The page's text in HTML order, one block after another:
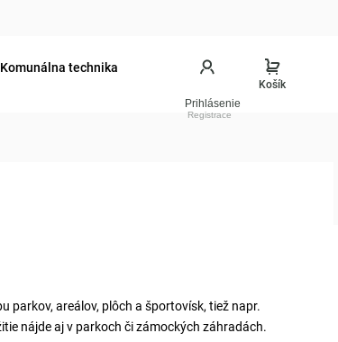
Prihlásenie
Komunálna technika
parkov, areálov, plôch a športovísk, tiež napr.
nájde aj v parkoch či zámockých záhradách.